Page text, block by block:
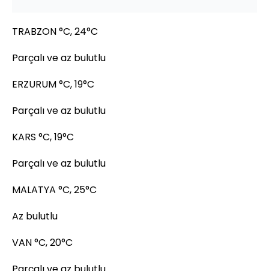
TRABZON °C, 24°C
Parçalı ve az bulutlu
ERZURUM °C, 19°C
Parçalı ve az bulutlu
KARS °C, 19°C
Parçalı ve az bulutlu
MALATYA °C, 25°C
Az bulutlu
VAN °C, 20°C